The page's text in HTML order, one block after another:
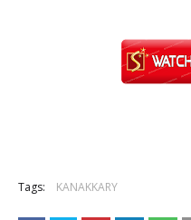
Tags: KANAKKARY